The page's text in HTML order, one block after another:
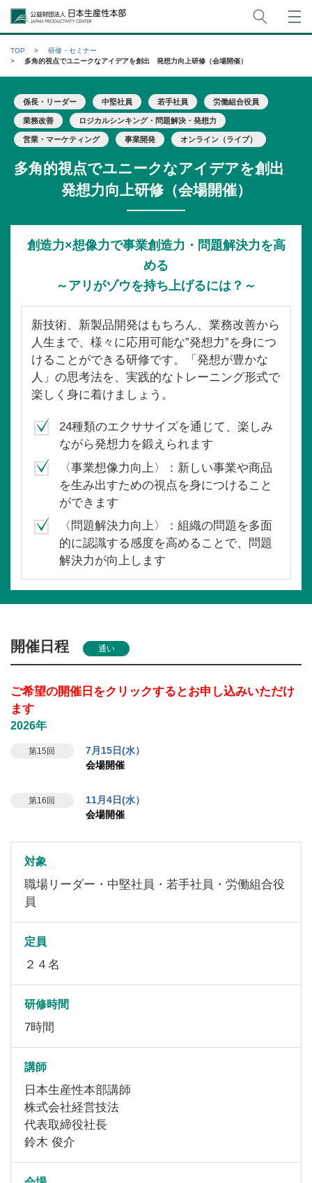
公益財団法人日本生産性本部
TOP
研修・セミナー
多角的視点でユニークなアイデアを創出 発想力向上研修（会場開催）
係長・リーダー 中堅社員 若手社員 労働組合役員
業務改善 ロジカルシンキング・問題解決・発想力
営業・マーケティング 事業開発 オンライン（ライブ）
多角的視点でユニークなアイデアを創出
発想力向上研修（会場開催）
創造力×想像力で事業創造力・問題解決力を高
める
～アリがゾウを持ち上げるには？～
新技術、新製品開発はもちろん、業務改善から
人生まで、様々に応用可能な”発想力”を身につ
けることができる研修です。「発想が豊かな
人」の思考法を、実践的なトレーニング形式で
楽しく身に着けましょう。
24種類のエクササイズを通じて、楽しみ
ながら発想力を鍛えられます
〈事業想像力向上〉：新しい事業や商品
を生み出すための視点を身につけること
ができます
〈問題解決力向上〉：組織の問題を多面
的に認識する感度を高めることで、問題
解決力が向上します
開催日程 通い
ご希望の開催日をクリックするとお申し込みいただけ
ます
2026年
第15回
7月15日(水）
会場開催
第16回
11月4日(水）
会場開催
対象
職場リーダー・中堅社員・若手社員・労働組合役
員
定員
２４名
研修時間
7時間
講師
日本生産性本部講師
株式会社経営技法
代表取締役社長
鈴木 俊介